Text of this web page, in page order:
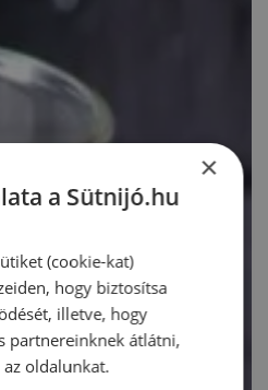
×
a Sütnijó.hu
(cookie-kat)
hogy biztosítsa
illetve, hogy
partnereinknek átlátni,
oldalunkat.